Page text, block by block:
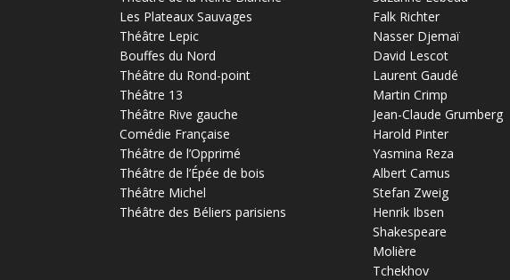
Les Plateaux Sauvages
Théâtre Lepic
Bouffes du Nord
Théâtre du Rond-point
Théâtre 13
Théâtre Rive gauche
Comédie Française
Théâtre de l’Opprimé
Théâtre de l’Épée de bois
Théâtre Michel
Théâtre des Béliers parisiens
Falk Richter
Nasser Djemaï
David Lescot
Laurent Gaudé
Martin Crimp
Jean-Claude Grumberg
Harold Pinter
Yasmina Reza
Albert Camus
Stefan Zweig
Henrik Ibsen
Shakespeare
Molière
Tchekhov